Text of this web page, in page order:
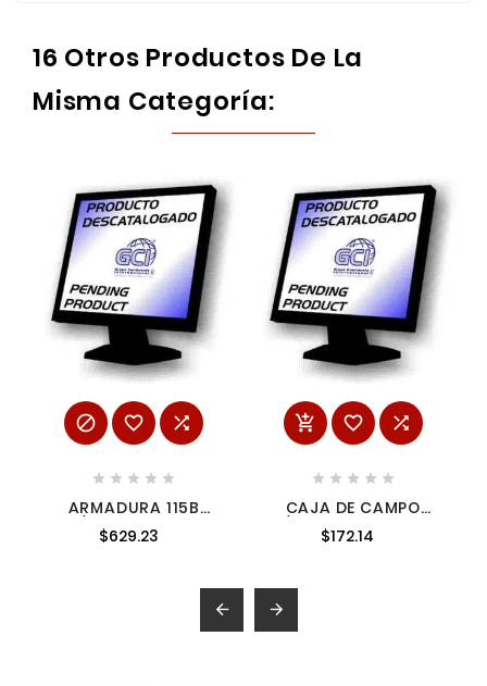
16 Otros Productos De La
Misma Categoría:
  
    
ARMADURA 115B
P/M9507 ANTES
5139513 5155515
$629.23
  
    
CAJA DE CAMPO
P/9554NB 4187947
4187947
$172.14
 